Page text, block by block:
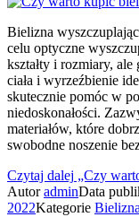
Bielizna
celu optyczne
kształty i rozmiary, ale
ciała i wyrzeźbienie
skutecznie pomóc w
niedoskonałości.
materiałów, które
swobodne noszenie
Czytaj dalej „Czy
AutoradminData
2022Kategorie Bielizna